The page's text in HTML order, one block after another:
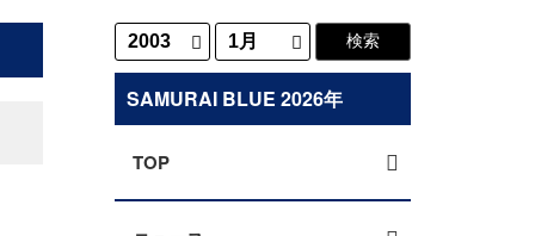
SAMURAI BLUE 2026年
TOP